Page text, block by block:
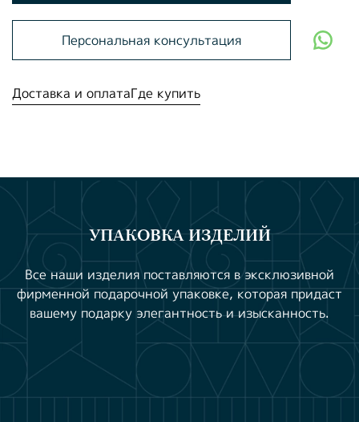
Персональная консультация
Доставка и оплатаГде купить
УПАКОВКА ИЗДЕЛИЙ
Все наши изделия поставляются в эксклюзивной
фирменной подарочной упаковке, которая придаст
вашему подарку элегантность и изысканность.